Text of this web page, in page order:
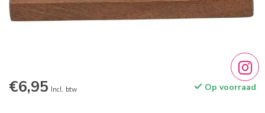
€6,95 Incl. btw Op voorraad